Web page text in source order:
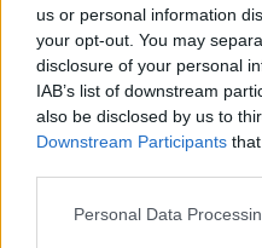
us or personal information
your opt-out. You may
disclosure of your personal
IAB’s list of downstream
also be disclosed by us to
Downstream Participants
Personal Data
Nutella-Kirschtorte
Leicht
Fruchtikus Torte